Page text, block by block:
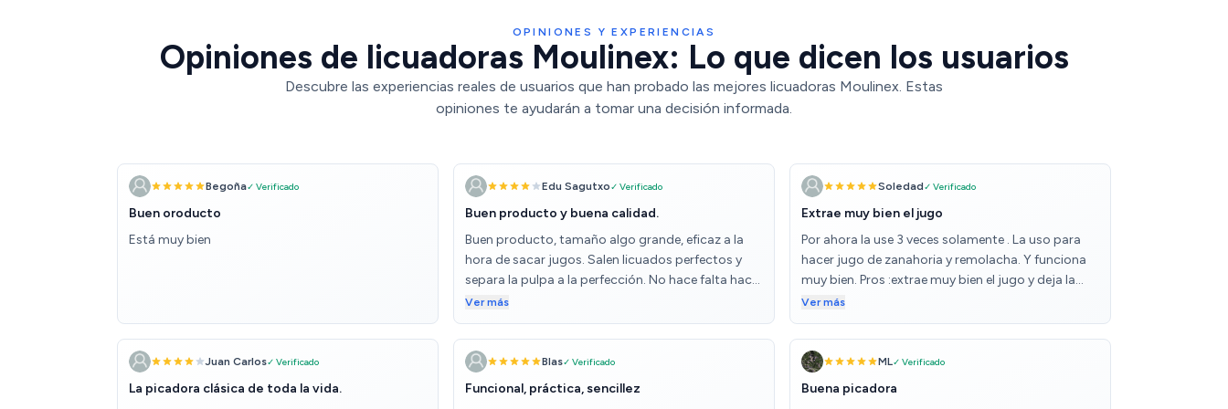
OPINIONES Y EXPERIENCIAS
Opiniones de licuadoras Moulinex: Lo que dicen los usuarios
Descubre las experiencias reales de usuarios que han probado las mejores licuadoras Moulinex. Estas
opiniones te ayudarán a tomar una decisión informada.
Begoña✓ Verificado
Buen oroducto
Está muy bien
Edu Sagutxo✓ Verificado
Buen producto y buena calidad.
Buen producto, tamaño algo grande, eficaz a la
hora de sacar jugos. Salen licuados perfectos y
separa la pulpa a la perfección. No hace falta hacer
trozos pequeños porque tiene una boca muy
ancha y potencia de sobra. La única contra es que,
aunque es sencilla de limpiar, hacerlo da un poco
de trabajo. Es importante seguir las instrucciones
y montarla correctamente. He visto evaluaciones
por ahí de gente que se queja de algunas cosas
Ver más
Soledad✓ Verificado
Extrae muy bien el jugo
Por ahora la use 3 veces solamente . La uso para
hacer jugo de zanahoria y remolacha. Y funciona
muy bien. Pros :extrae muy bien el jugo y deja la
fibra casi seca. Tiene unas ventosas en la base que
ayuda para q no se mueva por la vibración y
mientras uno la carga. Tiene dos velocidades pero
con la primera fue suficiente. Es fácil de armar y
lavar. Contras: hace bastante ruido. Le agregaría
algún tipo de cierre al pico vertedor del jugo para
Ver más
Juan Carlos✓ Verificado
La picadora clásica de toda la vida.
Blas✓ Verificado
Funcional, práctica, sencillez
ML✓ Verificado
Buena picadora